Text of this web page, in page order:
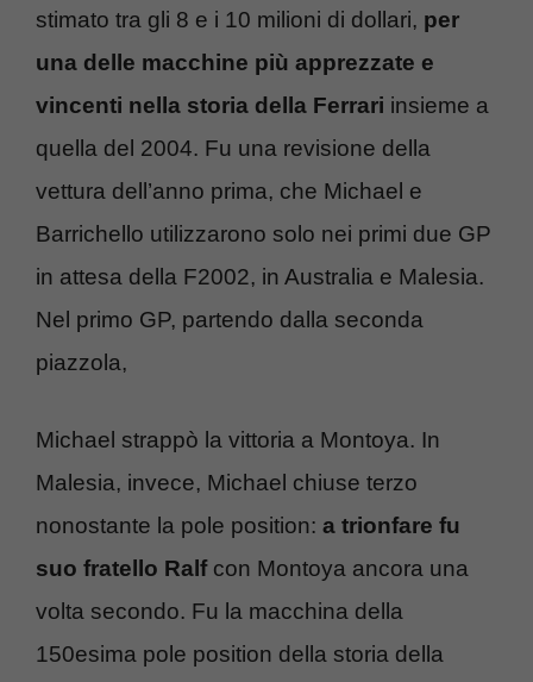
stimato tra gli 8 e i 10 milioni di dollari, per
una delle macchine più apprezzate e
vincenti nella storia della Ferrari insieme a
quella del 2004. Fu una revisione della
vettura dell’anno prima, che Michael e
Barrichello utilizzarono solo nei primi due GP
in attesa della F2002, in Australia e Malesia.
Nel primo GP, partendo dalla seconda
piazzola,
Michael strappò la vittoria a Montoya. In
Malesia, invece, Michael chiuse terzo
nonostante la pole position: a trionfare fu
suo fratello Ralfcon Montoya ancora una
volta secondo. Fu la macchina della
150esima pole position della storia della